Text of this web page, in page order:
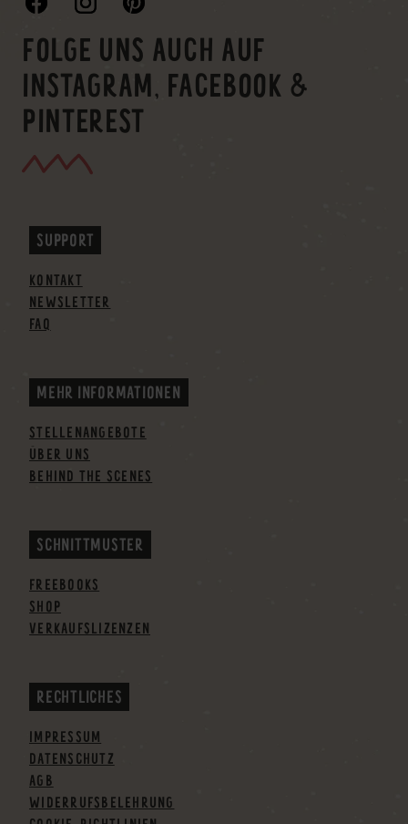
FOLGE UNS AUCH AUF
INSTAGRAM, FACEBOOK &
PINTEREST
SUPPORT
KONTAKT
NEWSLETTER
FAQ
MEHR INFORMATIONEN
STELLENANGEBOTE
ÜBER UNS
BEHIND THE SCENES
SCHNITTMUSTER
FREEBOOKS
SHOP
VERKAUFSLIZENZEN
RECHTLICHES
IMPRESSUM
DATENSCHUTZ
AGB
WIDERRUFSBELEHRUNG